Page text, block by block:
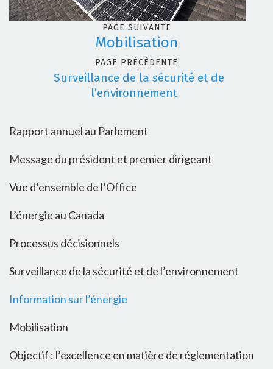
PAGE SUIVANTE
Mobilisation
PAGE PRÉCÉDENTE
Surveillance de la sécurité et de
l’environnement
Rapport annuel au Parlement
Message du président et premier dirigeant
Vue d’ensemble de l’Office
L’énergie au Canada
Processus décisionnels
Surveillance de la sécurité et de l’environnement
Information sur l’énergie
Mobilisation
Objectif : l’excellence en matière de réglementation